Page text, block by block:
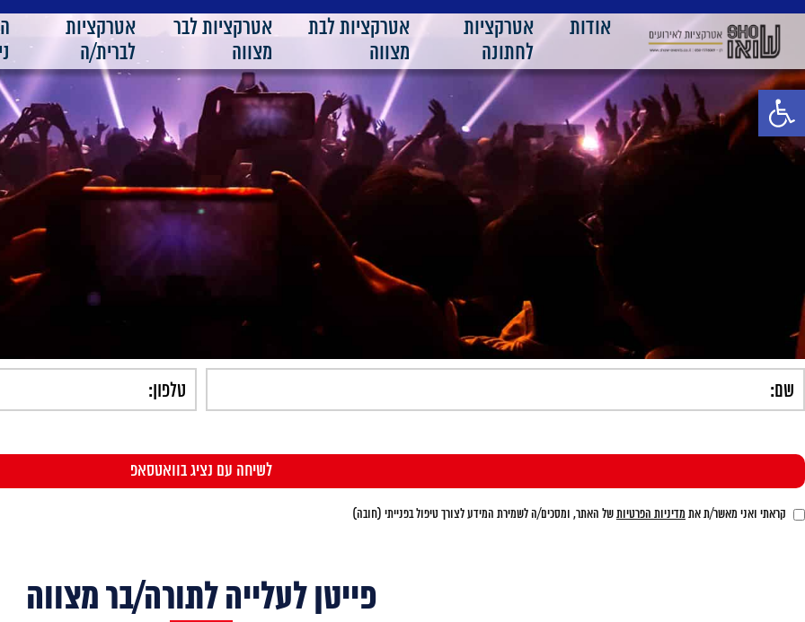
פתח סרגל נגישות
אודות
אטרקציות
לחתונה
אטרקציות לבת
מצווה
אטרקציות לבר
מצווה
אטרקציות
לברית/ה
קראתי ואני מאשר/ת את מדיניות הפרטיותשל האתר, ומסכים/ה לשמירת המידע לצורך טיפול בפנייתי (חובה)
פייטן לעלייה לתורה/בר מצווה